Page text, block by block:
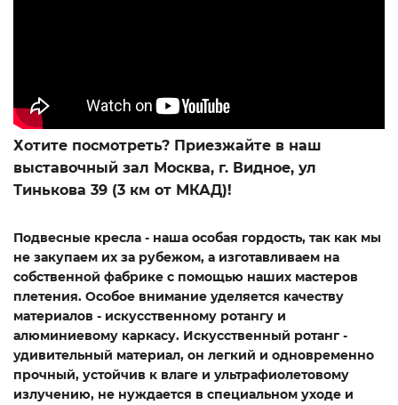
Хотите посмотреть? Приезжайте в наш
выставочный зал Москва, г. Видное, ул
Тинькова 39 (3 км от МКАД)!
Подвесные кресла - наша особая гордость, так как мы
не закупаем их за рубежом, а изготавливаем на
собственной фабрике с помощью наших мастеров
плетения. Особое внимание уделяется качеству
материалов - искусственному ротангу и
алюминиевому каркасу. Искусственный ротанг -
удивительный материал, он легкий и одновременно
прочный, устойчив к влаге и ультрафиолетовому
излучению, не нуждается в специальном уходе и